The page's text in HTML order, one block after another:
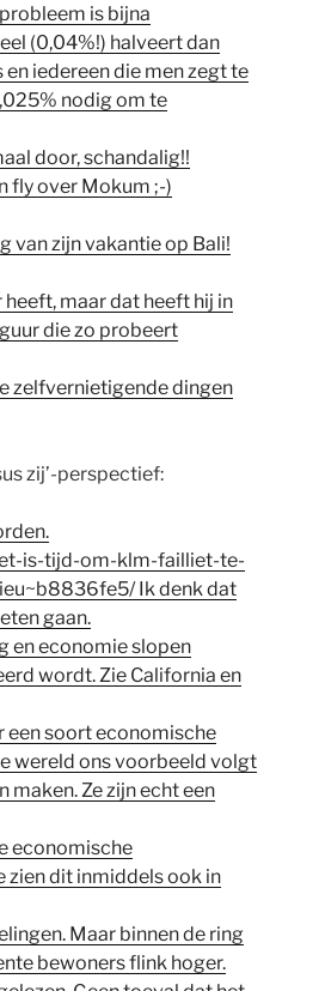
is bijna
(0,04%!) halveert dan
iedereen die men zegt te
nodig om te
door, schandalig!!
fly over Mokum ;-)
van zijn vakantie op Bali!
maar dat heeft hij in
die zo probeert
zelfvernietigende dingen
zij’-perspectief:
is-tijd-om-klm-failliet-te-
Ik denk dat
gaan.
en economie slopen
wordt. Zie California en
een soort economische
wereld ons voorbeeld volgt
Ze zijn echt een
economische
zien dit inmiddels ook in
Maar binnen de ring
bewoners flink hoger.